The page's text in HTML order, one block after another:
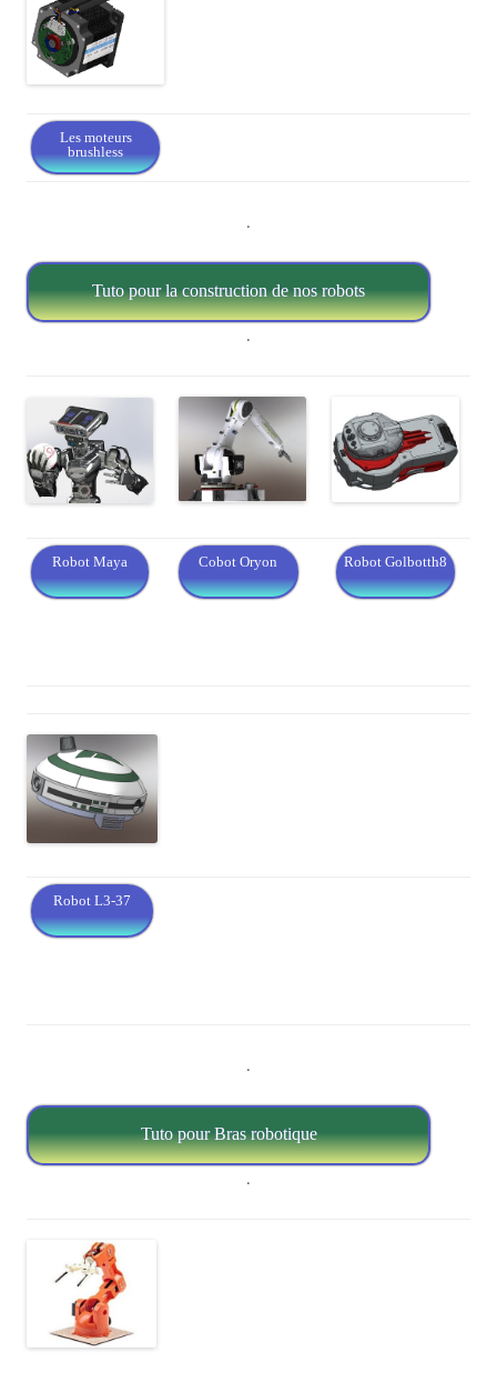
Les moteurs
brushless
.
Tuto pour la construction de nos robots
.
Robot Maya Cobot Oryon Robot Golbotth8
Robot L3-37
.
Tuto pour Bras robotique
.